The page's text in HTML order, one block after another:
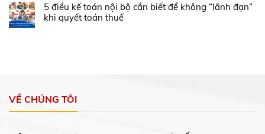
5 điều kế toán nội bộ cần biết để không “lãnh đạn”
khi quyết toán thuế
VỀ CHÚNG TÔI